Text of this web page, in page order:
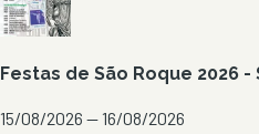
Festas de São Roque 2026 -
15/08/2026 — 16/08/2026